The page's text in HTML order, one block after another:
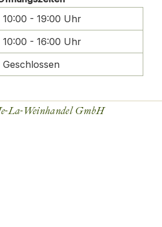
10:00 - 19:00 Uhr
10:00 - 16:00 Uhr
Geschlossen
La-Weinhandel GmbH